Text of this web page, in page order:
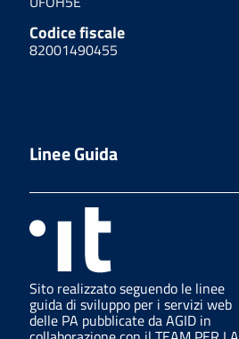
Codice fiscale
82001490455
Linee Guida
Sito realizzato seguendo le linee
guida di sviluppo per i servizi web
delle PA pubblicate da AGID in